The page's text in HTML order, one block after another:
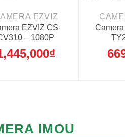
EZVIZ
EZVIZ CS-
– 1080P
₫
IMOU